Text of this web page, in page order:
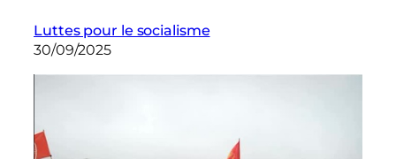
Luttes pour le socialisme
30/09/2025